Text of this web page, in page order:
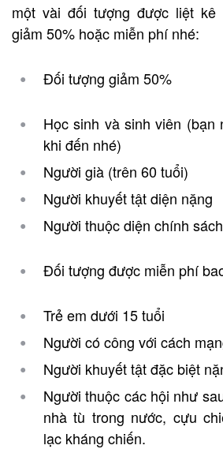
một vài đối tượng được liệt
giảm 50% hoặc miễn phí nhé:
Đối tượng giảm 50%
Học sinh và sinh viên (bạn
khi đến nhé)
Người già (trên 60 tuổi)
Người khuyết tật diện nặng
Người thuộc diện chính
Đối tượng được miễn phí
Trẻ em dưới 15 tuổi
Người có công với cách
Người khuyết tật đặc biệt
Người thuộc các hội như
nhà tù trong nước, cựu
lạc kháng chiến.